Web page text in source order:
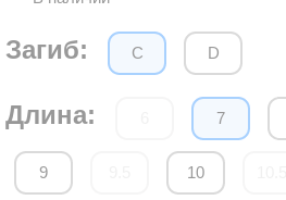
Загиб: C D
Длина: 7
9 10